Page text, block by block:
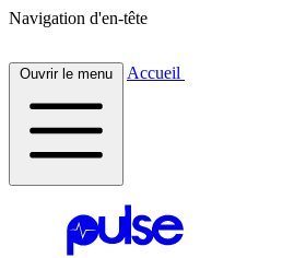
Navigation d'en-tête
Ouvrir le menu Accueil